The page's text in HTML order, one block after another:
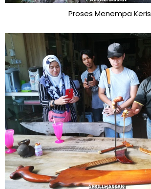
Proses Menempa Keris